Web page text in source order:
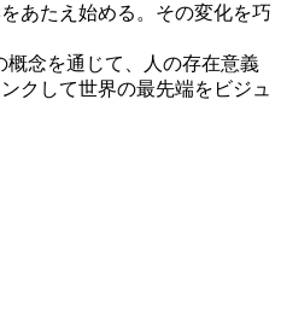
あたえ始める。その変化を巧
概念を通じて、人の存在意義
クして世界の最先端をビジュ